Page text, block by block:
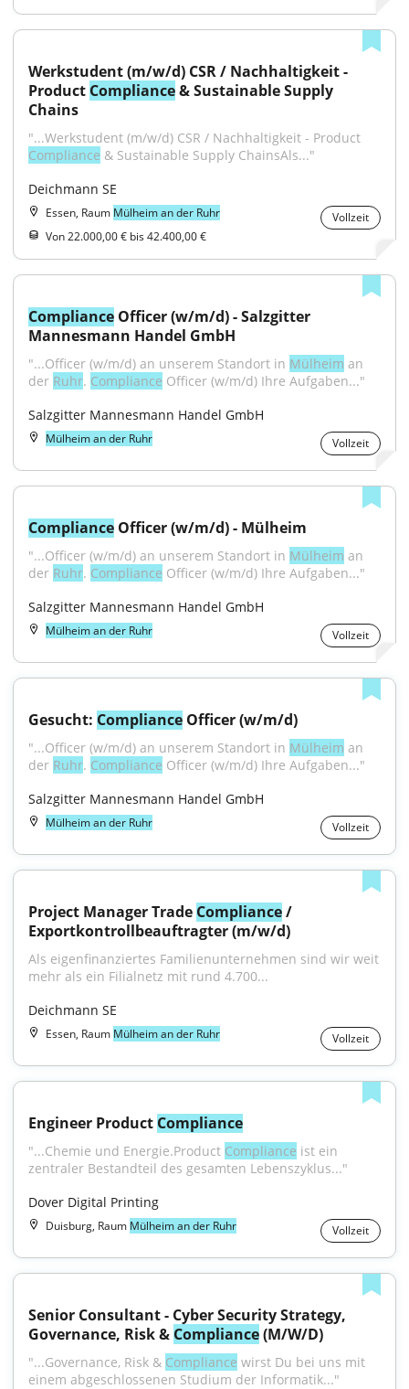
Werkstudent (m/w/d) CSR / Nachhaltigkeit -
Product Compliance & Sustainable Supply
Chains
Compliance & Sustainable Supply ChainsAls..."
Deichmann SE
Essen, Raum Mülheim an der Ruhr
Vollzeit
Von 22.000,00 € bis 42.400,00 €
Compliance Officer (w/m/d) - Salzgitter
Mannesmann Handel GmbH
"...Officer (w/m/d) an unserem Standort in Mülheim an
der Ruhr. Compliance Officer (w/m/d) Ihre Aufgaben..."
Salzgitter Mannesmann Handel GmbH
Mülheim an der Ruhr Vollzeit
Compliance Officer (w/m/d) - Mülheim
"...Officer (w/m/d) an unserem Standort in Mülheim an
der Ruhr. Compliance Officer (w/m/d) Ihre Aufgaben..."
Salzgitter Mannesmann Handel GmbH
Mülheim an der Ruhr Vollzeit
Gesucht: Compliance Officer (w/m/d)
"...Officer (w/m/d) an unserem Standort in Mülheim an
der Ruhr. Compliance Officer (w/m/d) Ihre Aufgaben..."
Salzgitter Mannesmann Handel GmbH
Mülheim an der Ruhr Vollzeit
Project Manager Trade Compliance /
Exportkontrollbeauftragter (m/w/d)
Als eigenfinanziertes Familienunternehmen sind wir weit
mehr als ein Filialnetz mit rund 4.700...
Deichmann SE
Essen, Raum Mülheim an der Ruhr Vollzeit
Engineer Product Compliance
"...Chemie und Energie.Product Compliance ist ein
zentraler Bestandteil des gesamten Lebenszyklus..."
Dover Digital Printing
Duisburg, Raum Mülheim an der Ruhr Vollzeit
Senior Consultant - Cyber Security Strategy,
Governance, Risk & Compliance (M/W/D)
"...Governance, Risk & Compliance wirst Du bei uns mit
einem abgeschlossenen Studium der Informatik..."